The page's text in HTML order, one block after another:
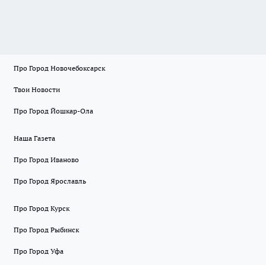
Про Город Новочебоксарск
Твои Новости
Про Город Йошкар-Ола
Наша Газета
Про Город Иваново
Про Город Ярославль
Про Город Курск
Про Город Рыбинск
Про Город Уфа